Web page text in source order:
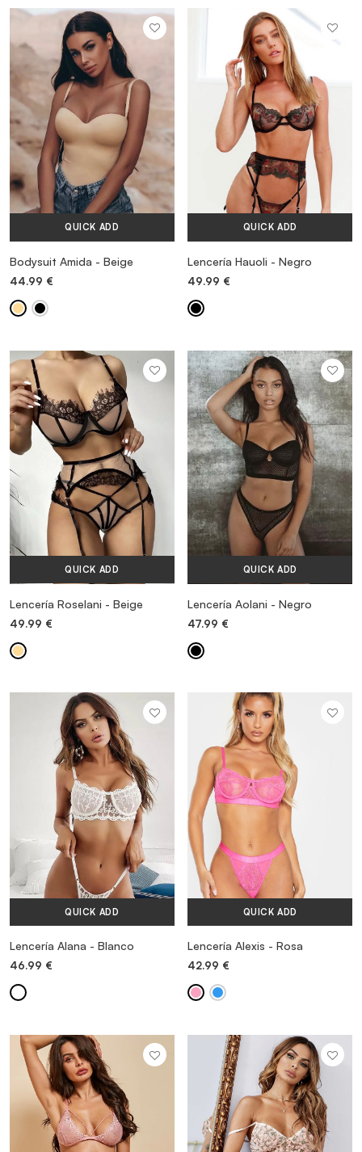
MORE INFORMATION
QUICK ADD
Bodysuit Amida - Beige
44.99 €
QUICK ADD
Lencería Hauoli - Negro
49.99 €
QUICK ADD
Lencería Roselani - Beige
49.99 €
QUICK ADD
Lencería Aolani - Negro
47.99 €
QUICK ADD
Lencería Alana - Blanco
46.99 €
QUICK ADD
Lencería Alexis - Rosa
42.99 €